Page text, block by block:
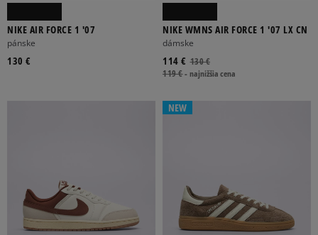
BR SET12 SET2
ADIDAS ALPHA INDUSTRIES ASICS BIRKENSTOCK
CHAMPION
NIKE AIR FORCE 1 '07
pánske
130 €
NIKE WMNS AIR FORCE 1 '07 LX CN
dámske
130 €
114 €
119 €-najnižšia cena
NEW